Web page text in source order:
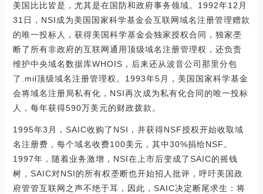
美国比比皆是，尤其是在国防和政府事务领域。1992年12月
31日，NSI成为美国国家科学基金会互联网域名注册管理赠款
的唯一投标人，获得美国科学基金会独家授权合同，独家垄
断了所有非政府的互联网通用顶级域名注册管理权，还负责
维护中央域名数据库WHOIS，后来还从波音公司那里分包
了.mil顶级域名注册管理权。1993年5月，美国国家科学基金
会将域名注册局私有化，NSI再次成为私有化合同的唯一投标
人，每年获得590万美元的财政拨款。
1995年3月，SAIC收购了NSI，并获得NSF授权开始收取域
名注册费，每个域名收费100美元，其中30%捐给NSF。
1997年，随着业务激增，NSI在上市后变成了SAIC的摇钱
树，SAIC对NSI的所有权垄断也开始招人批评，呼吁美国政
府管管互联网之声不绝于耳，因此，SAIC决定断尾求生：将